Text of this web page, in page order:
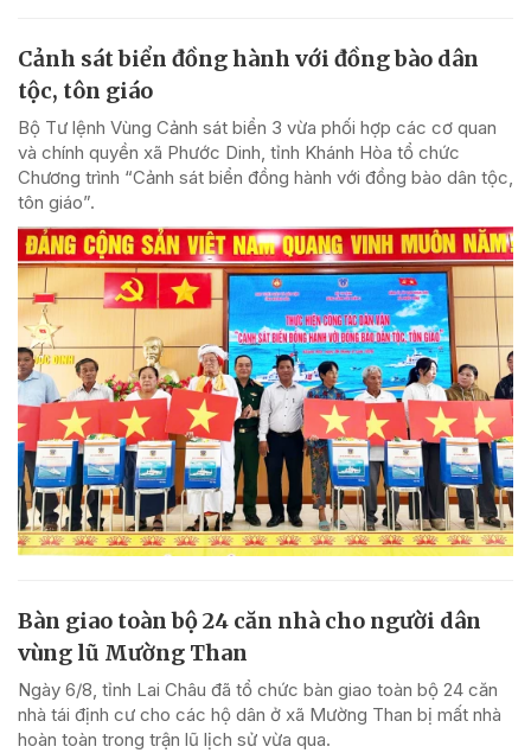
Cảnh sát biển đồng hành với đồng bào dân
tộc, tôn giáo
Bộ Tư lệnh Vùng Cảnh sát biển 3 vừa phối hợp các cơ quan
và chính quyền xã Phước Dinh, tỉnh Khánh Hòa tổ chức
Chương trình “Cảnh sát biển đồng hành với đồng bào dân tộc,
tôn giáo”.
Bàn giao toàn bộ 24 căn nhà cho người dân
vùng lũ Mường Than
Ngày 6/8, tỉnh Lai Châu đã tổ chức bàn giao toàn bộ 24 căn
nhà tái định cư cho các hộ dân ở xã Mường Than bị mất nhà
hoàn toàn trong trận lũ lịch sử vừa qua.